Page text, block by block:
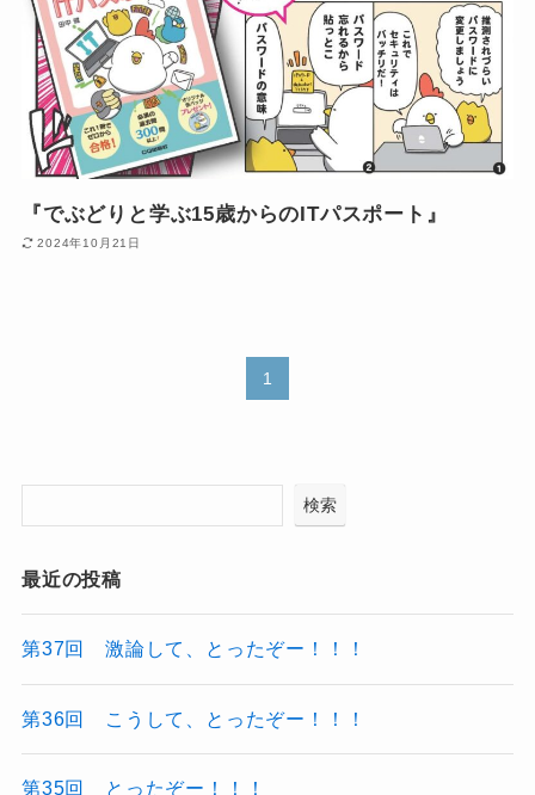
『でぶどりと学ぶ15歳からのITパスポート』
2024年10月21日
1
検索
最近の投稿
第37回 激論して、とったぞー！！！
第36回 こうして、とったぞー！！！
第35回 とったぞー！！！